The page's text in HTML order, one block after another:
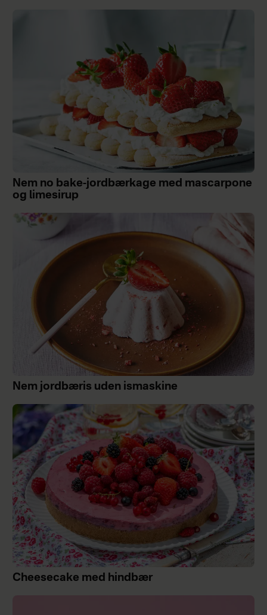
Nem no bake-jordbærkage med mascarpone
og limesirup
Nem jordbæris uden ismaskine
Cheesecake med hindbær